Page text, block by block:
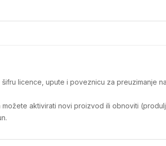
licence, upute i poveznicu za preuzimanje
aktivirati novi proizvod ili obnoviti